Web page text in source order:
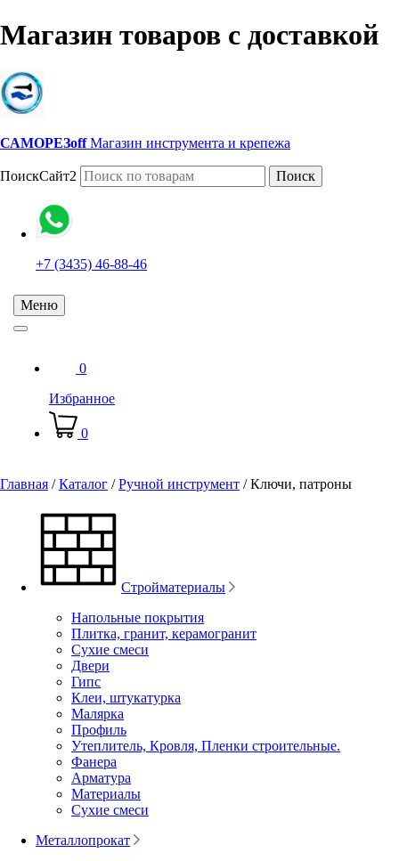
Магазин товаров с доставкой
САМОРЕЗoff Магазин инструмента и крепежа
ПоискСайт2 Поиск
+7 (3435) 46-88-46
Меню
0
Избранное
0
Главная /Каталог /Ручной инструмент /Ключи, патроны
Стройматериалы
Напольные покрытия
Плитка, гранит, керамогранит
Сухие смеси
Двери
Гипс
Клеи, штукатурка
Малярка
Профиль
Утеплитель, Кровля, Пленки строительные.
Фанера
Арматура
Материалы
Сухие смеси
Металлопрокат